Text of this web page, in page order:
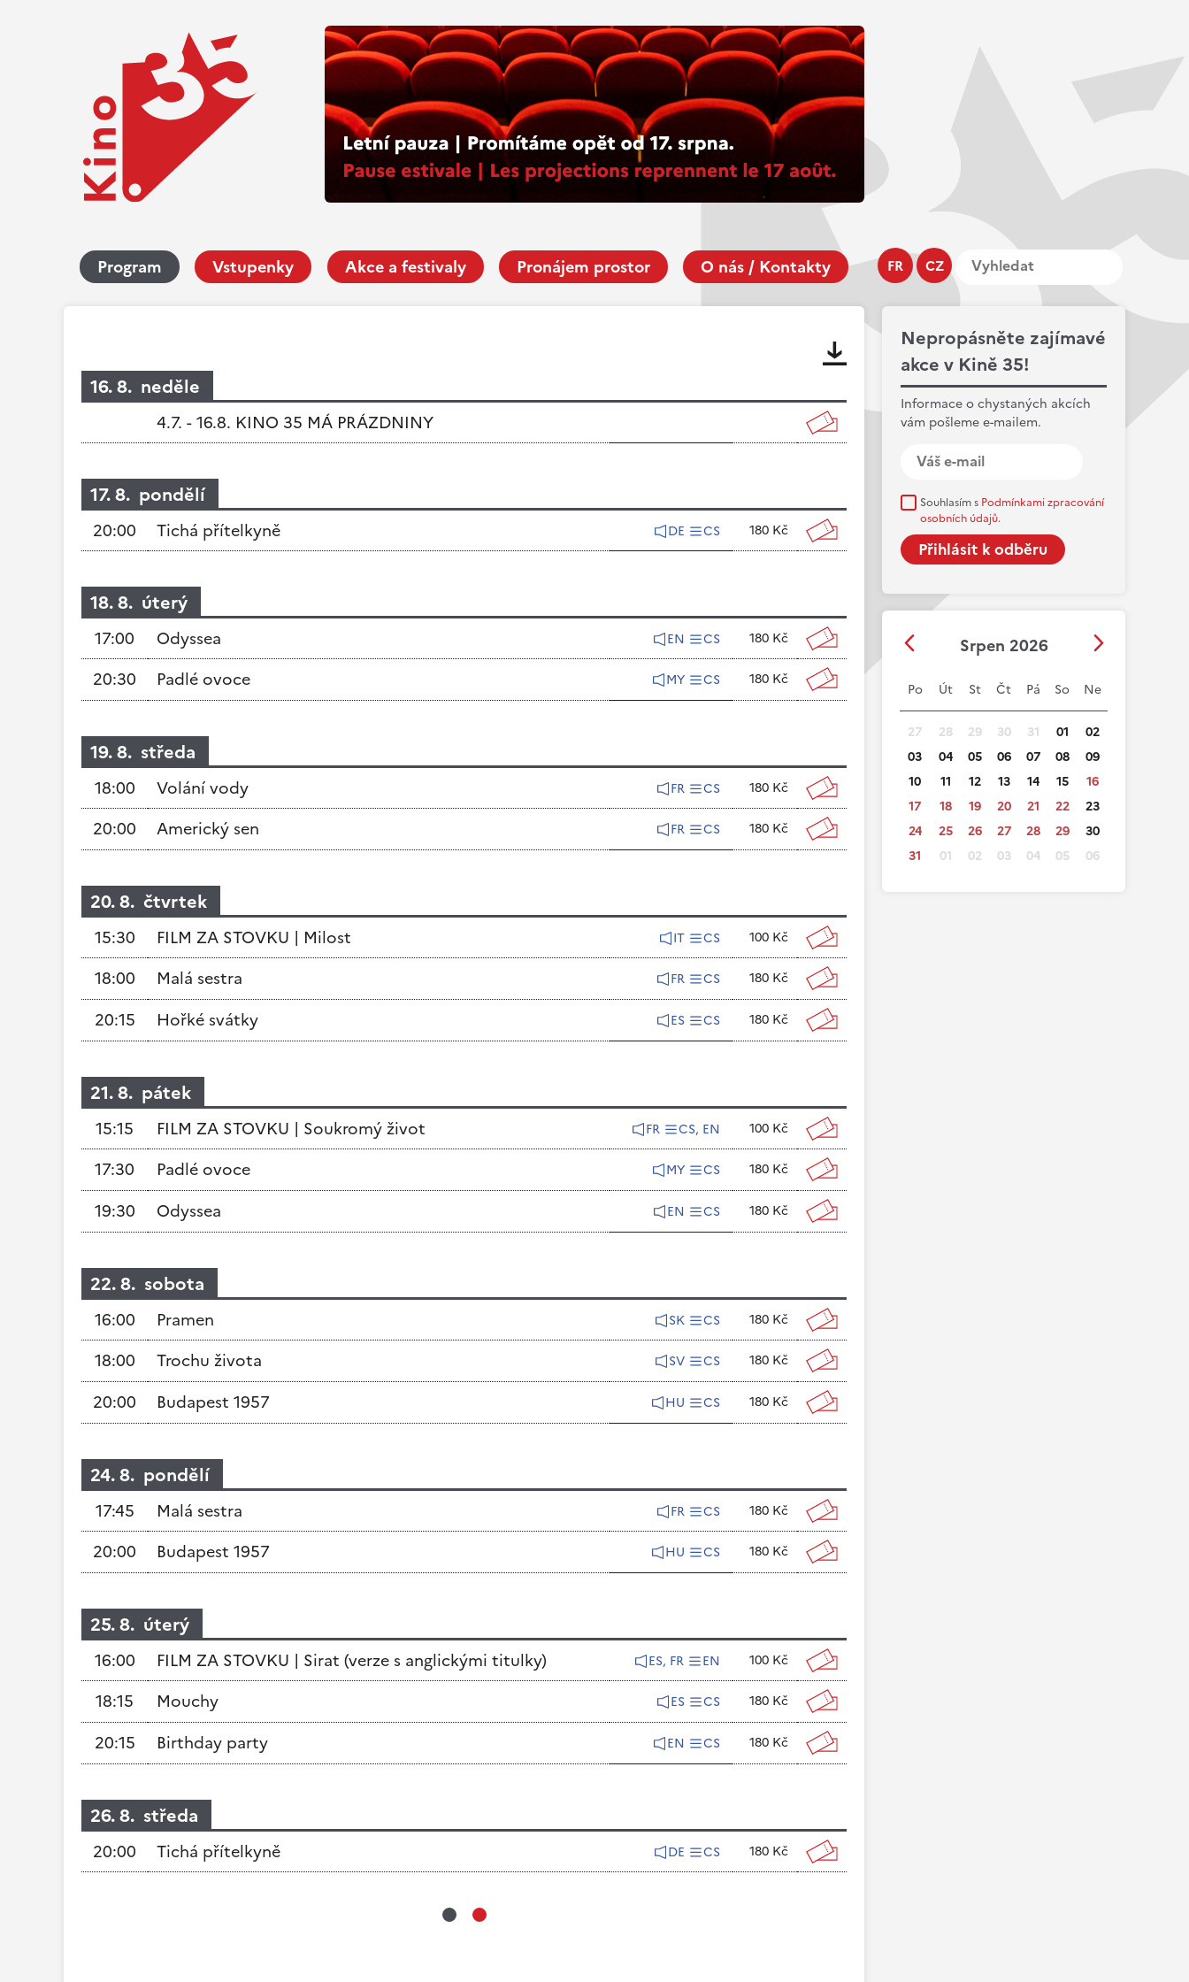
FR CZ
Program Vstupenky Akce a festivaly Pronájem prostor O nás / Kontakty
Nepropásněte zajímavé
akce v Kině 35!
Informace o chystaných akcích
vám pošleme e-mailem.
Souhlasím s Podmínkami zpracování
osobních údajů.
Srpen 2026
Po Út St Čt Pá So Ne
27 28 29 30 31 01
02
03
04 05 06 07 08
09
10
11 12 13 14 15
16
17
18 19 20 21 22
23
24
25 26 27 28 29
30
31
01 02 03 04 05 06
16. 8. neděle
4.7. - 16.8. KINO 35 MÁ PRÁZDNINY
17. 8. pondělí
20:00 Tichá přítelkyně DE CS 180 Kč
18. 8. úterý
17:00 Odyssea EN CS 180 Kč
20:30 Padlé ovoce MY CS 180 Kč
19. 8. středa
18:00 Volání vody FR CS 180 Kč
20:00 Americký sen FR CS 180 Kč
20. 8. čtvrtek
15:30 FILM ZA STOVKU | Milost IT CS 100 Kč
18:00 Malá sestra FR CS 180 Kč
20:15 Hořké svátky ES CS 180 Kč
21. 8. pátek
15:15 FILM ZA STOVKU | Soukromý život FR CS, EN 100 Kč
17:30 Padlé ovoce MY CS 180 Kč
19:30 Odyssea EN CS 180 Kč
22. 8. sobota
16:00 Pramen SK CS 180 Kč
18:00 Trochu života SV CS 180 Kč
20:00 Budapest 1957 HU CS 180 Kč
24. 8. pondělí
17:45 Malá sestra FR CS 180 Kč
20:00 Budapest 1957 HU CS 180 Kč
25. 8. úterý
16:00 FILM ZA STOVKU | Sirat (verze s anglickými titulky) ES, FR EN 100 Kč
18:15 Mouchy ES CS 180 Kč
20:15 Birthday party EN CS 180 Kč
26. 8. středa
20:00 Tichá přítelkyně DE CS 180 Kč
* *